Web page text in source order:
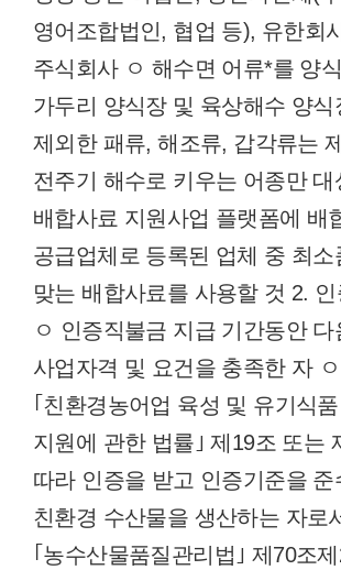
영어조합법인, 협업 등), 유한회
주식회사 ㅇ 해수면 어류*를 양
가두리 양식장 및 육상해수 양식
제외한 패류, 해조류, 갑각류는
전주기 해수로 키우는 어종만 대
배합사료 지원사업 플랫폼에 배
공급업체로 등록된 업체 중 최소
맞는 배합사료를 사용할 것 2.
ㅇ 인증직불금 지급 기간동안 다
사업자격 및 요건을 충족한 자 ㅇ
｢친환경농어업 육성 및 유기식
지원에 관한 법률｣ 제19조 또는
따라 인증을 받고 인증기준을 준
친환경 수산물을 생산하는 자로
｢농수산물품질관리법｣ 제70조